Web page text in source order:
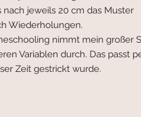
jeweils 20 cm das Muster
Wiederholungen.
nimmt mein großer
Variablen durch. Das passt
Zeit gestrickt wurde.